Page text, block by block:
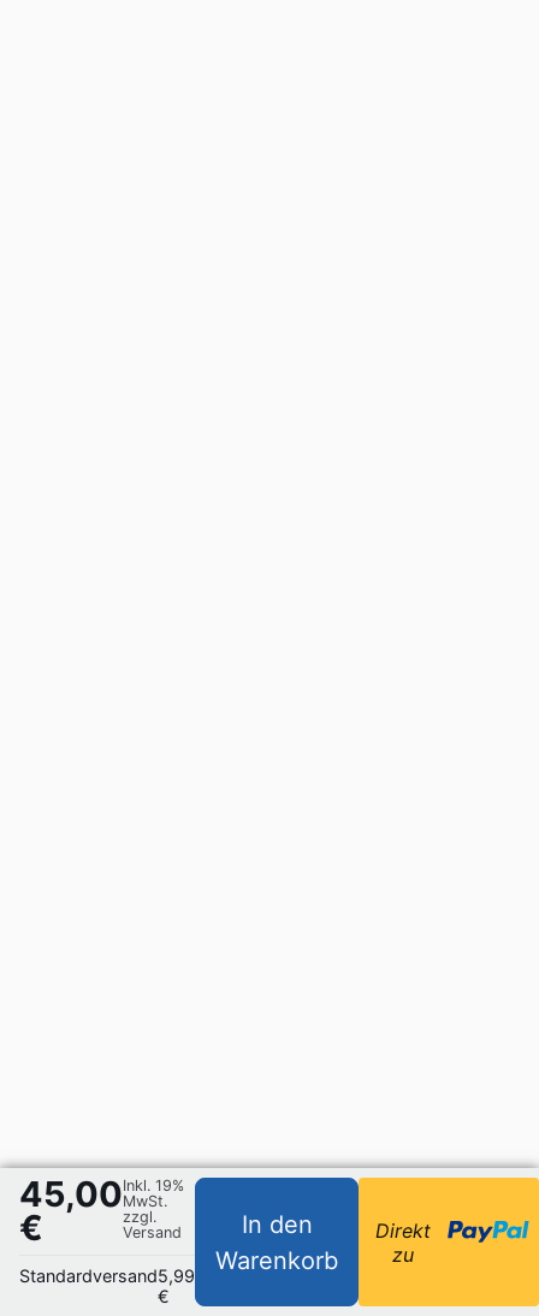
45,00
€
Inkl. 19%
MwSt.
zzgl.
Versand
Standardversand5,99
€
In den
Warenkorb
Direkt
zu